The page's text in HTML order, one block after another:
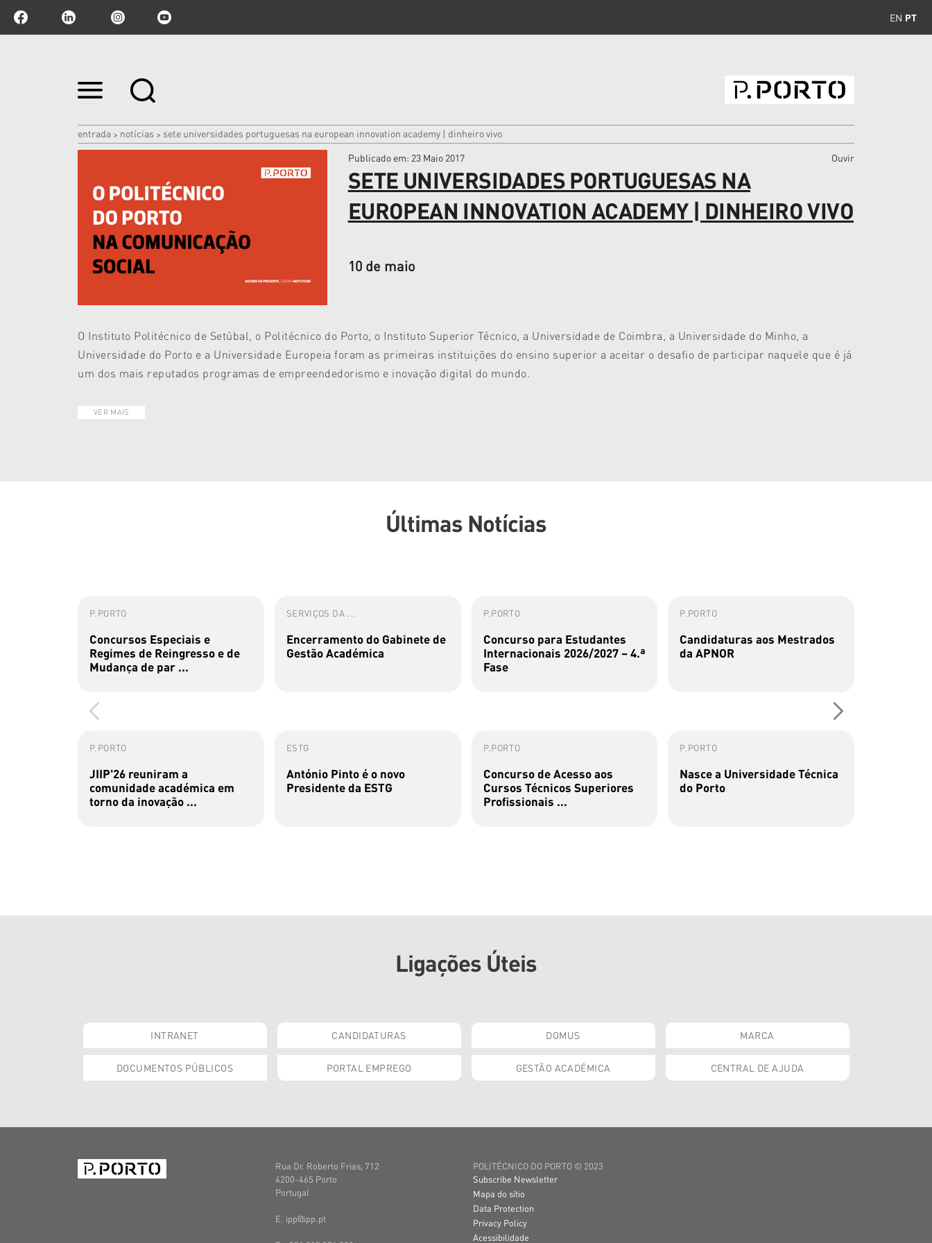
EN PT
Ir
para
|
Ir
entrada > notícias > sete universidades portuguesas na european innovation academy | dinheiro vivo
Publicado em: 23 Maio 2017 Ouvir
SETE UNIVERSIDADES PORTUGUESAS NA
EUROPEAN INNOVATION ACADEMY | DINHEIRO VIVO
10 de maio
O Instituto Politécnico de Setúbal, o Politécnico do Porto, o Instituto Superior Técnico, a Universidade de Coimbra, a Universidade do Minho, a
Universidade do Porto e a Universidade Europeia foram as primeiras instituições do ensino superior a aceitar o desafio de participar naquele que é já
um dos mais reputados programas de empreendedorismo e inovação digital do mundo.
VER MAIS
Últimas Notícias
P.PORTO
Concursos Especiais e
Regimes de Reingresso e de
Mudança de par ...
SERVIÇOS DA ...
Encerramento do Gabinete de
Gestão Académica
P.PORTO
Concurso para Estudantes
Internacionais 2026/2027 – 4.ª
Fase
P.PORTO
Candidaturas aos Mestrados
da APNOR
P.PORTO
JIIP'26 reuniram a
comunidade académica em
torno da inovação ...
ESTG
António Pinto é o novo
Presidente da ESTG
P.PORTO
Concurso de Acesso aos
Cursos Técnicos Superiores
Profissionais ...
P.PORTO
Nasce a Universidade Técnica
do Porto
Ligações Úteis
INTRANET CANDIDATURAS DOMUS MARCA
DOCUMENTOS PÚBLICOS PORTAL EMPREGO GESTÃO ACADÉMICA CENTRAL DE AJUDA
Rua Dr. Roberto Frias, 712
4200-465 Porto
Portugal
E. ipp@ipp.pt
POLITÉCNICO DO PORTO © 2023
Subscribe Newsletter
Mapa do sítio
Data Protection
Privacy Policy
Acessibilidade